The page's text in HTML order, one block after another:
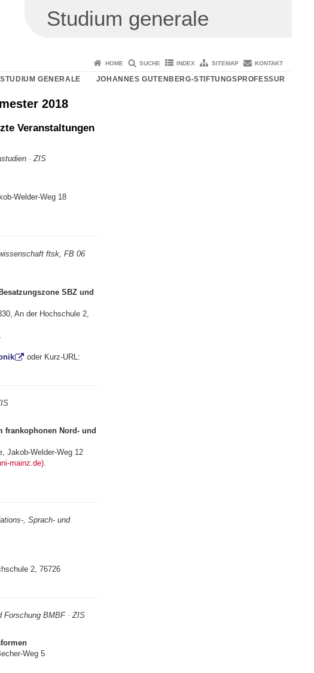
Studium generale
HOME SUCHE INDEX SITEMAP KONTAKT
STUDIUM GENERALE JOHANNES GUTENBERG-STIFTUNGSPROFESSUR
2018
Veranstaltungen
· ZIS
Welder-Weg 18
ftsk, FB 06
SBZ und
An der Hoch­schule 2,
oder Kurz-URL:
franko­phonen Nord- und
Jakob-Welder-Weg 12
mainz.de).
, Sprach- und
2, 76726
Forschung BMBF · ZIS
Weg 5